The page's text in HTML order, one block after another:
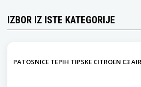
IZBOR IZ ISTE KATEGORIJE
PATOSNICE TEPIH TIPSKE CITROEN C3